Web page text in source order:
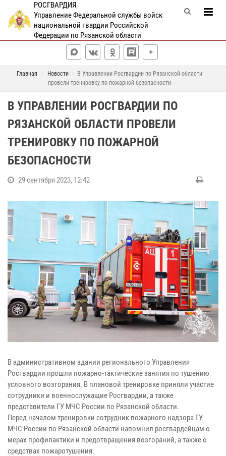
РОСГВАРДИЯ
Управление Федеральной службы войск
национальной гвардии Российской
Федерации по Рязанской области
Главная Новости
В Управлении Росгвардии по Рязанской области
провели тренировку по пожарной безопасности
В УПРАВЛЕНИИ РОСГВАРДИИ ПО
РЯЗАНСКОЙ ОБЛАСТИ ПРОВЕЛИ
ТРЕНИРОВКУ ПО ПОЖАРНОЙ
БЕЗОПАСНОСТИ
29 сентября 2023, 12:42
В административном здании регионального Управления
Росгвардии прошли пожарно-тактические занятия по тушению
условного возгорания. В плановой тренировке приняли участие
сотрудники и военнослужащие Росгвардии, а также
представители ГУ МЧС России по Рязанской области.
Перед началом тренировки сотрудник пожарного надзора ГУ
МЧС России по Рязанской области напомнил росгвардейцам о
мерах профилактики и предотвращения возгораний, а также о
средствах пожаротушения.